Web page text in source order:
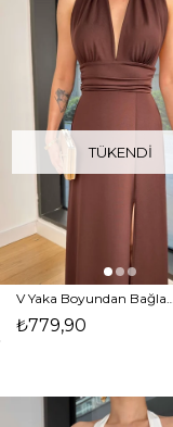
TÜKENDI
₺779,90